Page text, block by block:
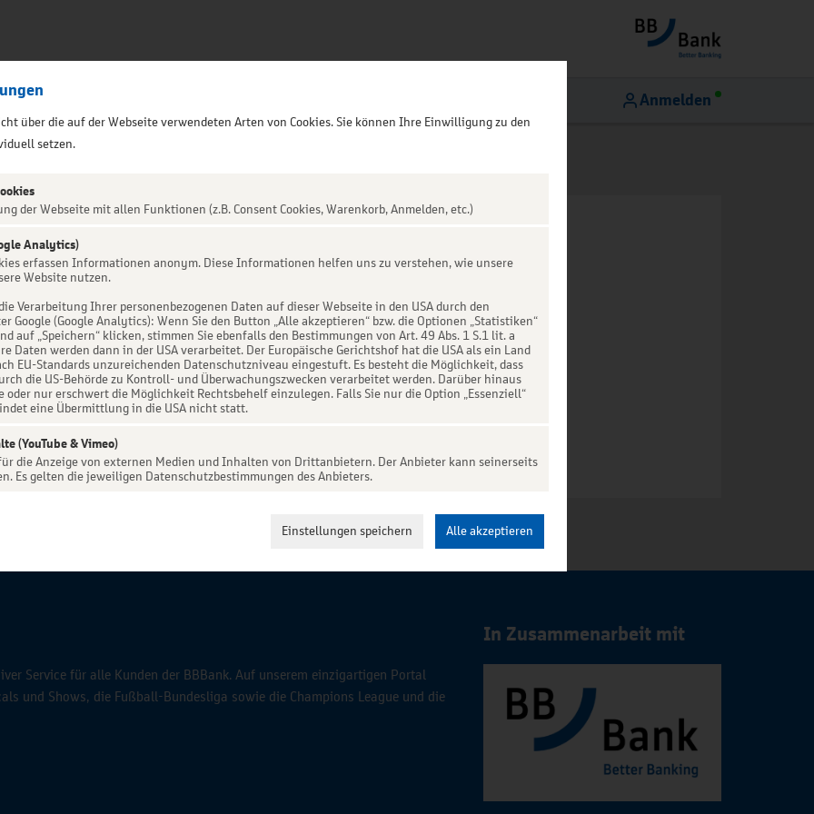
Anmelden
NICHT GEFUNDEN
Service für alle Kunden der BBBank. Auf unserem einzigartigen Portal
und Shows, die Fußball-Bundesliga sowie die Champions League und die
In Zusammenarbeit mit
über die auf der Webseite verwendeten Arten von Cookies. Sie können Ihre Einwilligung zu den
setzen.
der Webseite mit allen Funktionen (z.B. Consent Cookies, Warenkorb, Anmelden, etc.)
Analytics)
erfassen Informationen anonym. Diese Informationen helfen uns zu verstehen, wie unsere
Website nutzen.
Verarbeitung Ihrer personenbezogenen Daten auf dieser Webseite in den USA durch den
Google (Google Analytics): Wenn Sie den Button „Alle akzeptieren“ bzw. die Optionen „Statistiken“
auf „Speichern“ klicken, stimmen Sie ebenfalls den Bestimmungen von Art. 49 Abs. 1 S.1 lit. a
Daten werden dann in der USA verarbeitet. Der Europäische Gerichtshof hat die USA als ein Land
EU-Standards unzureichenden Datenschutzniveau eingestuft. Es besteht die Möglichkeit, dass
die US-Behörde zu Kontroll- und Überwachungszwecken verarbeitet werden. Darüber hinaus
oder nur erschwert die Möglichkeit Rechtsbehelf einzulegen. Falls Sie nur die Option „Essenziell“
eine Übermittlung in die USA nicht statt.
(YouTube & Vimeo)
die Anzeige von externen Medien und Inhalten von Drittanbietern. Der Anbieter kann seinerseits
Es gelten die jeweiligen Datenschutzbestimmungen des Anbieters.
Einstellungen speichern Alle akzeptieren